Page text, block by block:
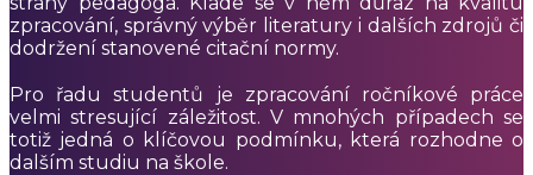
zpracování, správný výběr literatury i dalších zdrojů či
dodržení stanovené citační normy.
Pro řadu studentů je zpracování ročníkové práce
velmi stresující záležitost. V mnohých případech se
totiž jedná o klíčovou podmínku, která rozhodne o
dalším studiu na škole.